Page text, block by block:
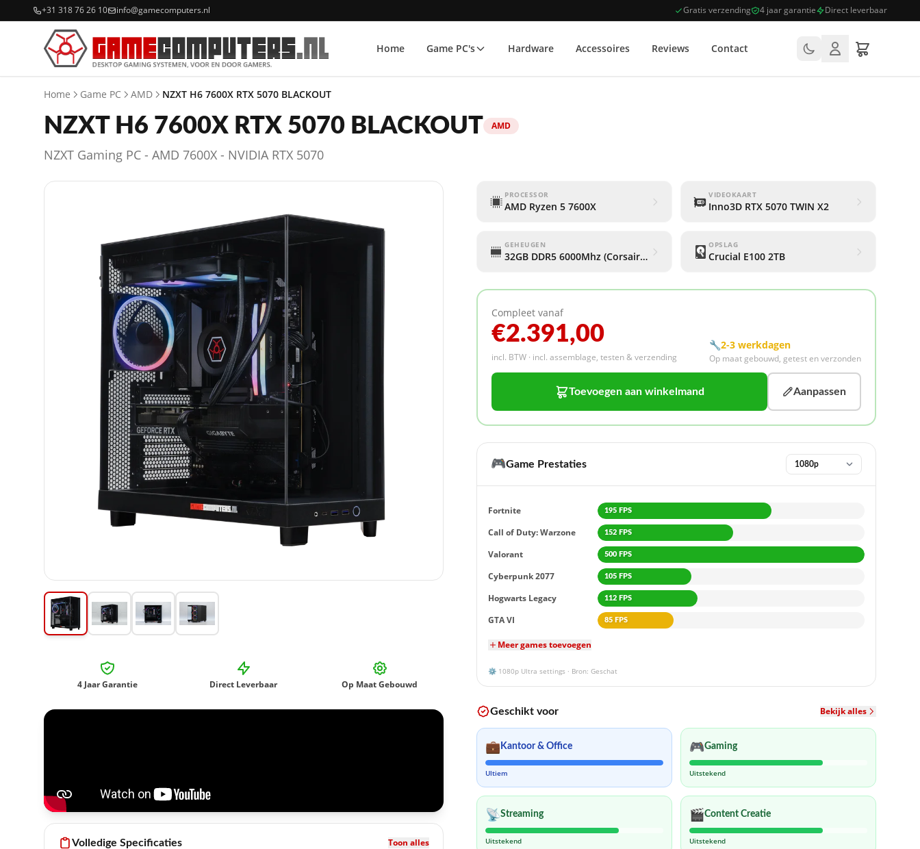
+31 318 76 26 10 info@gamecomputers.nl Gratis verzending 4 jaar garantie Direct leverbaar
Home Game PC's Hardware Accessoires Reviews Contact
Home Game PC AMD NZXT H6 7600X RTX 5070 BLACKOUT
NZXT H6 7600X RTX 5070 BLACKOUT AMD
NZXT Gaming PC - AMD 7600X - NVIDIA RTX 5070
4 Jaar Garantie Direct Leverbaar Op Maat Gebouwd
Volledige Specificaties Toon alles
PROCESSOR
AMD Ryzen 5 7600X
VIDEOKAART
Inno3D RTX 5070 TWIN X2
GEHEUGEN
32GB DDR5 6000Mhz (Corsair Vengeance RGB)
OPSLAG
Crucial E100 2TB
Compleet vanaf
€2.391,00
incl. BTW · incl. assemblage, testen & verzending
🔧2-3 werkdagen
Op maat gebouwd, getest en verzonden
Toevoegen aan winkelmand Aanpassen
🎮Game Prestaties
Fortnite 195 FPS
Call of Duty: Warzone 152 FPS
Valorant 500 FPS
Cyberpunk 2077 105 FPS
Hogwarts Legacy 112 FPS
GTA VI 85 FPS
Meer games toevoegen
⚙️ 1080p Ultra settings · Bron: Geschat
Geschikt voor Bekijk alles
💼 Kantoor & Office
Ultiem
🎮Gaming
Uitstekend
📡Streaming
Uitstekend
🎬Content Creatie
Uitstekend